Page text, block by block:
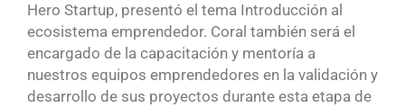
Hero Startup, presentó el tema Introducción al
ecosistema emprendedor. Coral también será el
encargado de la capacitación y mentoría a
nuestros equipos emprendedores en la validación y
desarrollo de sus proyectos durante esta etapa de